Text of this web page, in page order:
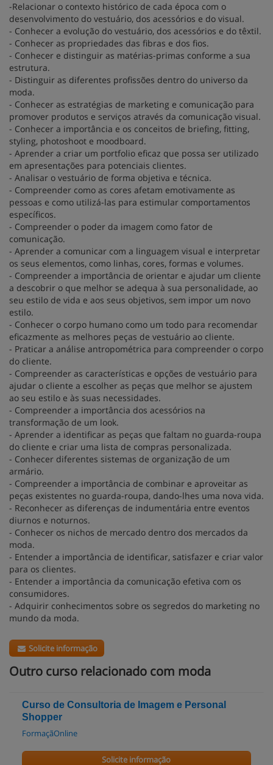
-Relacionar o contexto histórico de cada época com o
desenvolvimento do vestuário, dos acessórios e do visual.
- Conhecer a evolução do vestuário, dos acessórios e do têxtil.
- Conhecer as propriedades das fibras e dos fios.
- Conhecer e distinguir as matérias-primas conforme a sua
estrutura.
- Distinguir as diferentes profissões dentro do universo da
moda.
- Conhecer as estratégias de marketing e comunicação para
promover produtos e serviços através da comunicação visual.
- Conhecer a importância e os conceitos de briefing, fitting,
styling, photoshoot e moodboard.
- Aprender a criar um portfolio eficaz que possa ser utilizado
em apresentações para potenciais clientes.
- Analisar o vestuário de forma objetiva e técnica.
- Compreender como as cores afetam emotivamente as
pessoas e como utilizá-las para estimular comportamentos
específicos.
- Compreender o poder da imagem como fator de
comunicação.
- Aprender a comunicar com a linguagem visual e interpretar
os seus elementos, como linhas, cores, formas e volumes.
- Compreender a importância de orientar e ajudar um cliente
a descobrir o que melhor se adequa à sua personalidade, ao
seu estilo de vida e aos seus objetivos, sem impor um novo
estilo.
- Conhecer o corpo humano como um todo para recomendar
eficazmente as melhores peças de vestuário ao cliente.
- Praticar a análise antropométrica para compreender o corpo
do cliente.
- Compreender as características e opções de vestuário para
ajudar o cliente a escolher as peças que melhor se ajustem
ao seu estilo e às suas necessidades.
- Compreender a importância dos acessórios na
transformação de um look.
- Aprender a identificar as peças que faltam no guarda-roupa
do cliente e criar uma lista de compras personalizada.
- Conhecer diferentes sistemas de organização de um
armário.
- Compreender a importância de combinar e aproveitar as
peças existentes no guarda-roupa, dando-lhes uma nova vida.
- Reconhecer as diferenças de indumentária entre eventos
diurnos e noturnos.
- Conhecer os nichos de mercado dentro dos mercados da
moda.
- Entender a importância de identificar, satisfazer e criar valor
para os clientes.
- Entender a importância da comunicação efetiva com os
consumidores.
- Adquirir conhecimentos sobre os segredos do marketing no
mundo da moda.
Solicite informação
Outro curso relacionado com moda
Curso de Consultoria de Imagem e Personal
Shopper
FormaçãOnline
Solicite informação